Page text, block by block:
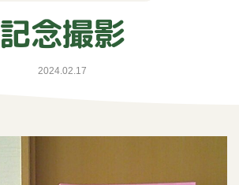
記念撮影
2024.02.17